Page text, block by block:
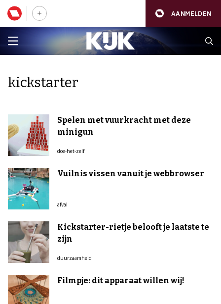
AANMELDEN
kickstarter
Spelen met vuurkracht met deze
minigun
doe-het-zelf
Vuilnis vissen vanuit je webbrowser
afval
Kickstarter-rietje belooft je laatste te
zijn
duurzaamheid
Filmpje: dit apparaat willen wij!